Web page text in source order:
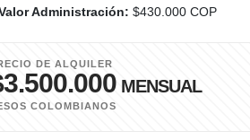
Administración: $430.000 COP
DE ALQUILER
MENSUAL
COLOMBIANOS